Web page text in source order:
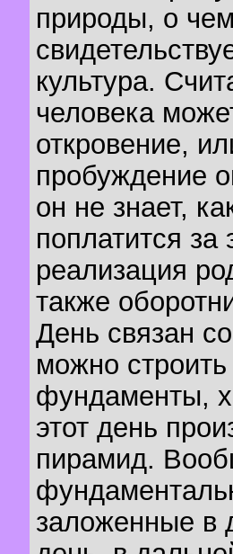
природы, о
культура.
человека
откровение,
пробуждение
он не знает,
поплатится за
реализация
также
День связан
можно
фундаменты,
этот день
пирамид.
заложенные в